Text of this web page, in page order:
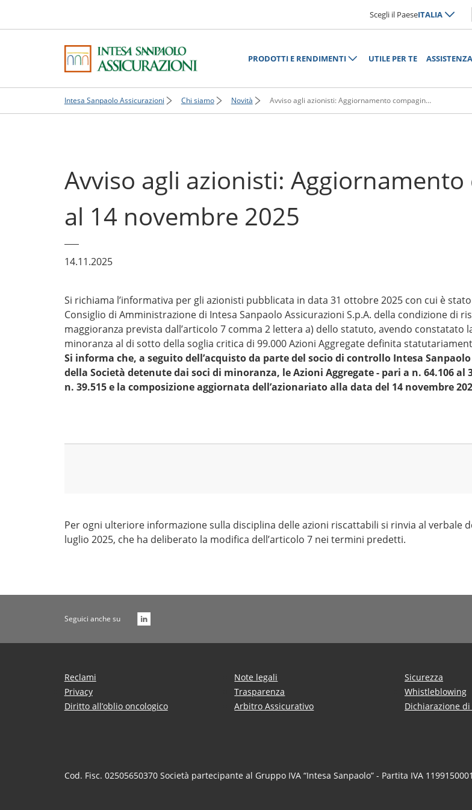
Scegli il PaeseITALIA
PRODOTTI E RENDIMENTI UTILE PER TE
Intesa Sanpaolo Assicurazioni Chi siamo Novità Avviso agli azionisti: Aggiornamento compagine azionaria al 14 novembre 2025
Avviso agli azionisti:
al 14 novembre 2025
14.11.2025
Si richiama l’informativa per gli azionisti pubblicata in data 31 ottobre 2025 con cui è
Consiglio di Amministrazione di Intesa Sanpaolo Assicurazioni S.p.A. della condizione di
maggioranza prevista dall’articolo 7 comma 2 lettera a) dello statuto, avendo
minoranza al di sotto della soglia critica di 99.000 Azioni Aggregate definita
Si informa che, a seguito dell’acquisto da parte del socio di controllo Intesa
della Società detenute dai soci di minoranza, le Azioni Aggregate - pari a n. 64.106
n. 39.515 e la composizione aggiornata dell’azionariato alla data del 14 novembre
Per ogni ulteriore informazione sulla disciplina delle azioni riscattabili si rinvia al verbale
luglio 2025, che ha deliberato la modifica dell’articolo 7 nei termini predetti.
Seguici anche su
Reclami
Privacy
Diritto all’oblio oncologico
Note legali
Trasparenza
Arbitro Assicurativo
Sicurezza
Whistleblowing
Dichiarazione
Cod. Fisc. 02505650370 Società partecipante al Gruppo IVA “Intesa Sanpaolo” - Partita IVA